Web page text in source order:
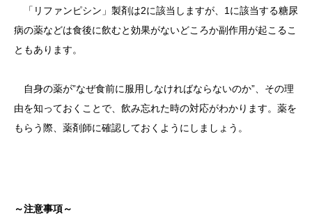
「リファンピシン」製剤は2に該当しますが、1に該当する糖尿
病の薬などは食後に飲むと効果がないどころか副作用が起こるこ
ともあります。
自身の薬が”なぜ食前に服用しなければならないのか”、その理
由を知っておくことで、飲み忘れた時の対応がわかります。薬を
もらう際、薬剤師に確認しておくようにしましょう。
～注意事項～